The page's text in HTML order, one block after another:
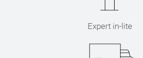
Expert in-lite